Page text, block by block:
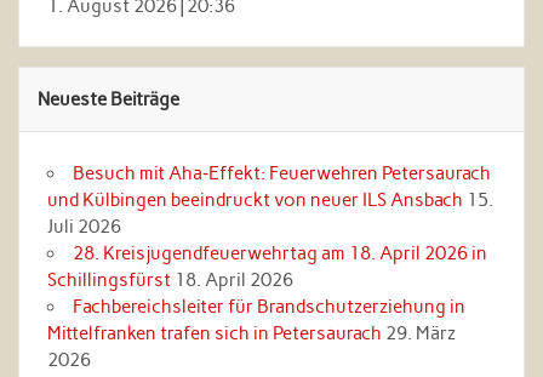
1. August 2026| 20:36
Neueste Beiträge
Besuch mit Aha‑Effekt: Feuerwehren Petersaurach
und Külbingen beeindruckt von neuer ILS Ansbach 15.
Juli 2026
28. Kreisjugendfeuerwehrtag am 18. April 2026 in
Schillingsfürst 18. April 2026
Fachbereichsleiter für Brandschutzerziehung in
Mittelfranken trafen sich in Petersaurach 29. März
2026